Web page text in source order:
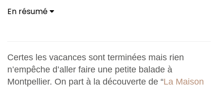
En résumé
Certes les vacances sont terminées mais rien
n’empêche d’aller faire une petite balade à
Montpellier. On part à la découverte de “La Maison